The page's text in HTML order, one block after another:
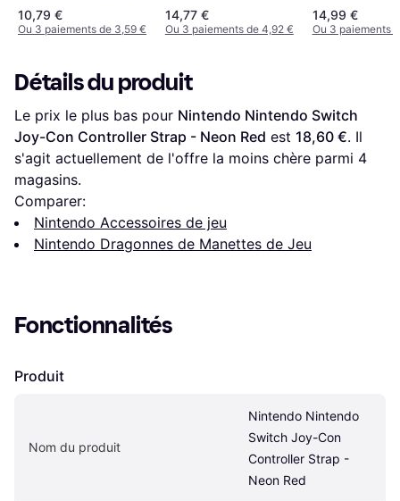
Light Blue/Light Red
10,79 €
Ou 3 paiements de 3,59 €
14,77 €
Ou 3 paiements de 4,92 €
Neon Yellow
14,99 €
Ou 3 paiements
Détails du produit
Le prix le plus bas pour Nintendo Nintendo Switch
Joy-Con Controller Strap - Neon Red est 18,60 €. Il
s'agit actuellement de l'offre la moins chère parmi 4
magasins.
Comparer:
Nintendo Accessoires de jeu
Nintendo Dragonnes de Manettes de Jeu
Fonctionnalités
Produit
Nom du produit
Nintendo Nintendo
Switch Joy-Con
Controller Strap -
Neon Red